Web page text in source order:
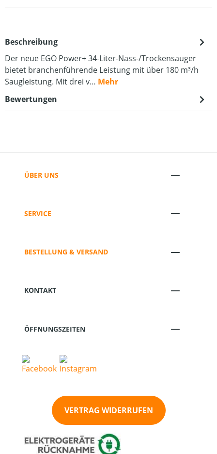
Beschreibung
Der neue EGO Power+ 34-Liter-Nass-/Trockensauger
bietet branchenführende Leistung mit über 180 m³/h
Saugleistung. Mit drei v… Mehr
Bewertungen
ÜBER UNS
SERVICE
BESTELLUNG & VERSAND
KONTAKT
ÖFFNUNGSZEITEN
VERTRAG WIDERRUFEN